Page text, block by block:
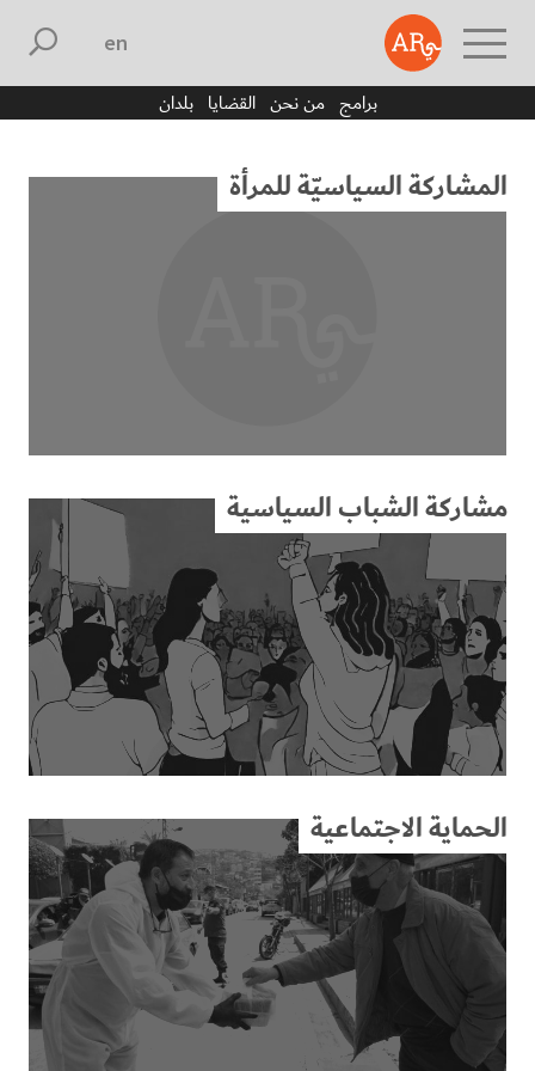
english
برامج من نحن القضايا بلدان
المشاركة السياسيّة للمرأة
المشاركة السياسيّة للمرأة
مشاركة الشباب السياسية
مشاركة الشباب السياسية
الحماية الاجتماعية
الحماية الاجتماعية